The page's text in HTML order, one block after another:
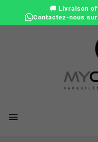
🚚 Livraison
Contactez-nous
